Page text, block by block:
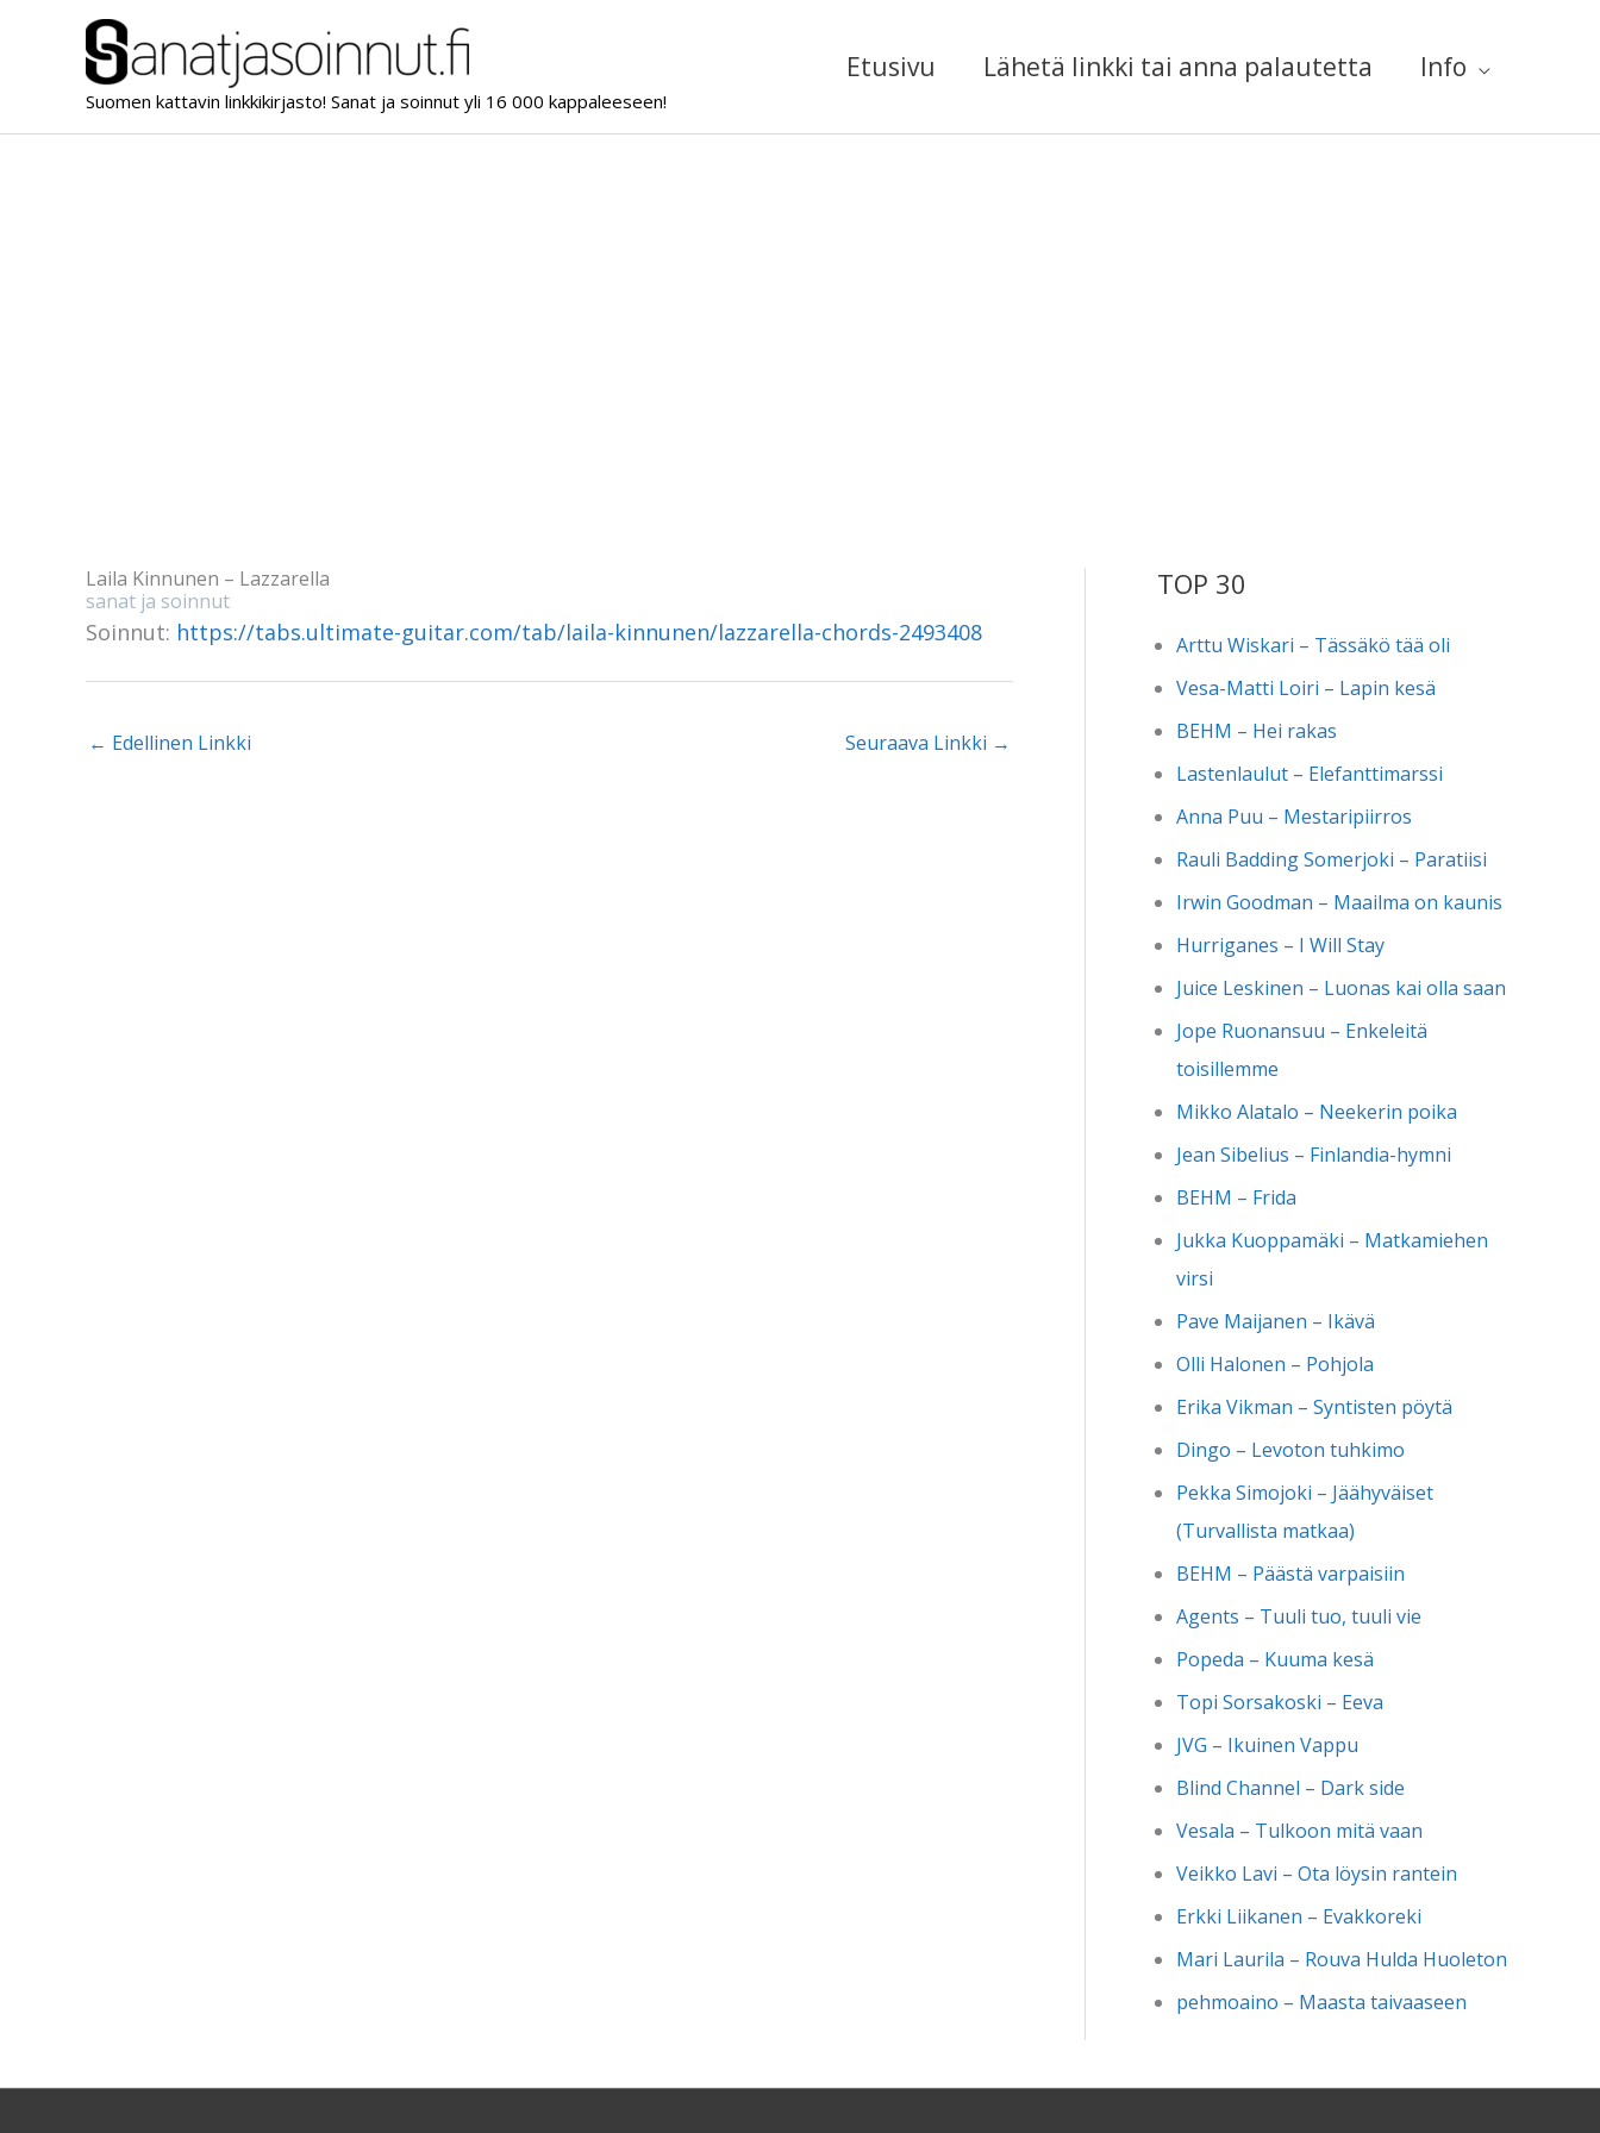
Suomen kattavin linkkikirjasto! Sanat ja soinnut yli 16 000 kappaleeseen!
Etusivu Lähetä linkki tai anna palautetta Info
Laila Kinnunen – Lazzarella
sanat ja soinnut
Soinnut: https://tabs.ultimate-guitar.com/tab/laila-kinnunen/lazzarella-chords-2493408
← Edellinen Linkki Seuraava Linkki →
TOP 30
Arttu Wiskari – Tässäkö tää oli
Vesa-Matti Loiri – Lapin kesä
BEHM – Hei rakas
Lastenlaulut – Elefanttimarssi
Anna Puu – Mestaripiirros
Rauli Badding Somerjoki – Paratiisi
Irwin Goodman – Maailma on kaunis
Hurriganes – I Will Stay
Juice Leskinen – Luonas kai olla saan
Jope Ruonansuu – Enkeleitä
toisillemme
Mikko Alatalo – Neekerin poika
Jean Sibelius – Finlandia-hymni
BEHM – Frida
Jukka Kuoppamäki – Matkamiehen
virsi
Pave Maijanen – Ikävä
Olli Halonen – Pohjola
Erika Vikman – Syntisten pöytä
Dingo – Levoton tuhkimo
Pekka Simojoki – Jäähyväiset
(Turvallista matkaa)
BEHM – Päästä varpaisiin
Agents – Tuuli tuo, tuuli vie
Popeda – Kuuma kesä
Topi Sorsakoski – Eeva
JVG – Ikuinen Vappu
Blind Channel – Dark side
Vesala – Tulkoon mitä vaan
Veikko Lavi – Ota löysin rantein
Erkki Liikanen – Evakkoreki
Mari Laurila – Rouva Hulda Huoleton
pehmoaino – Maasta taivaaseen